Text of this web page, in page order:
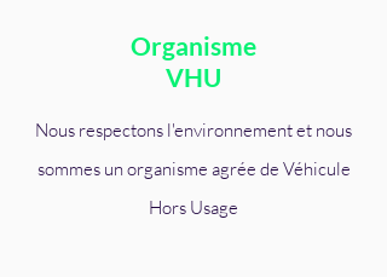
Organisme
VHU
Nous respectons l'environnement et nous
sommes un organisme agrée de Véhicule
Hors Usage